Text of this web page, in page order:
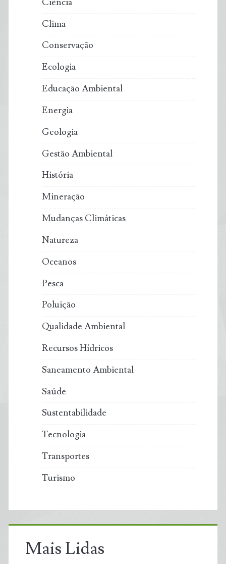
Clima
Conservação
Ecologia
Educação Ambiental
Energia
Geologia
Gestão Ambiental
História
Mineração
Mudanças Climáticas
Natureza
Oceanos
Pesca
Poluição
Qualidade Ambiental
Recursos Hídricos
Saneamento Ambiental
Saúde
Sustentabilidade
Tecnologia
Transportes
Turismo
Mais Lidas